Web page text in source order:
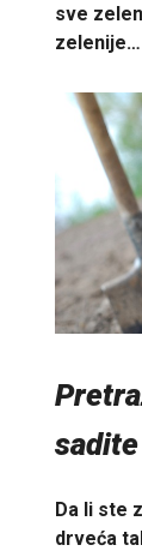
sve
zelenije…
Da li ste
drveća